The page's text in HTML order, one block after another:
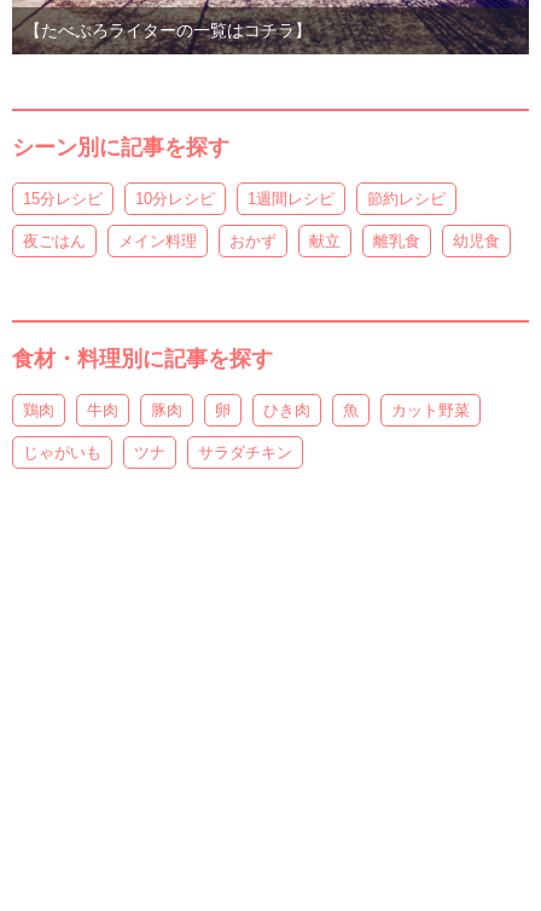
【たべぷろライターの一覧はコチラ】
シーン別に記事を探す
15分レシピ 10分レシピ 1週間レシピ 節約レシピ
夜ごはん メイン料理 おかず 献立 離乳食 幼児食
食材・料理別に記事を探す
鶏肉 牛肉 豚肉 卵 ひき肉 魚 カット野菜
じゃがいも ツナ サラダチキン